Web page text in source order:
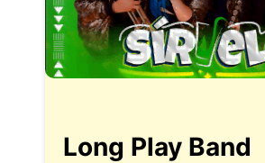
Long Play Band